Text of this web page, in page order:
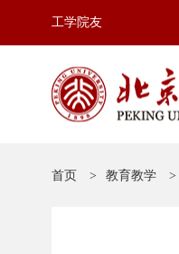
工学院友
首页 教育教学